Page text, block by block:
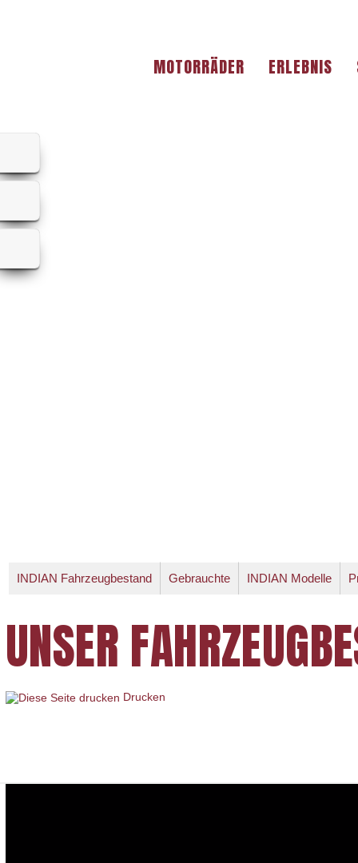
MOTORRÄDER ERLEBNIS
INDIAN Fahrzeugbestand Gebrauchte INDIAN Modelle
UNSER
Drucken